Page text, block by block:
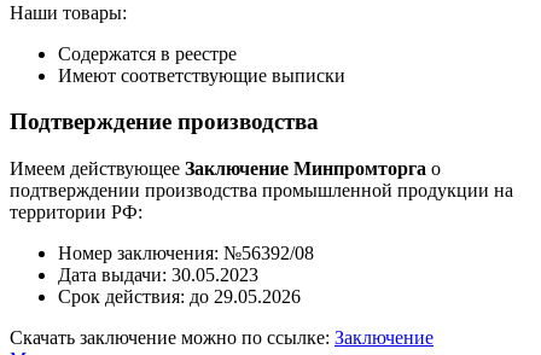
Наши товары:
Содержатся в реестре
Имеют соответствующие выписки
Подтверждение производства
Имеем действующее Заключение Минпромторга о
подтверждении производства промышленной продукции на
территории РФ:
Номер заключения: №56392/08
Дата выдачи: 30.05.2023
Срок действия: до 29.05.2026
Скачать заключение можно по ссылке: Заключение